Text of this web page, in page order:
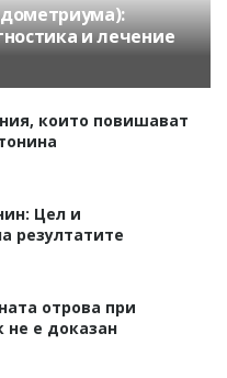
и лечение
които повишават
Цел и
резултатите
отрова при
не е доказан